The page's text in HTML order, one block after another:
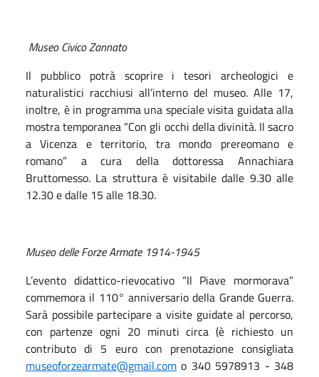
Museo Civico Zannato
Il pubblico potrà scoprire i tesori archeologici e
naturalistici racchiusi all’interno del museo. Alle 17,
inoltre, è in programma una speciale visita guidata alla
mostra temporanea “Con gli occhi della divinità. Il sacro
a Vicenza e territorio, tra mondo prereomano e
romano” a cura della dottoressa Annachiara
Bruttomesso. La struttura è visitabile dalle 9.30 alle
12.30 e dalle 15 alle 18.30.
Museo delle Forze Armate 1914-1945
L’evento didattico-rievocativo “Il Piave mormorava”
commemora il 110° anniversario della Grande Guerra.
Sarà possibile partecipare a visite guidate al percorso,
con partenze ogni 20 minuti circa (è richiesto un
contributo di 5 euro con prenotazione consigliata
museoforzearmate@gmail.com o 340 5978913 - 348